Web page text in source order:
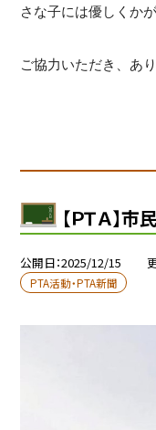
さな子には優しくか
ご協力いただき、あ
【ＰＴＡ】
公開日 2025/12/15
PTA活動・PTA新聞